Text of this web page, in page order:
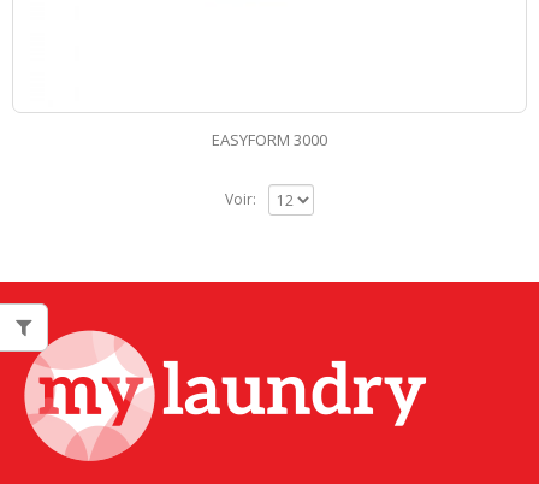
EASYFORM 3000
Voir: